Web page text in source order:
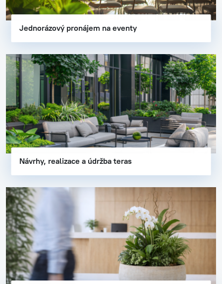
Jednorázový pronájem na eventy
Návrhy, realizace a údržba teras